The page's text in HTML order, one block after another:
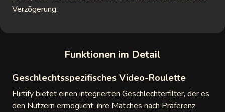
Verzögerung.
Funktionen im Detail
Geschlechtsspezifisches Video-Roulette
Flirtify bietet einen integrierten Geschlechterfilter, der es
den Nutzern ermöglicht, ihre Matches nach Präferenz